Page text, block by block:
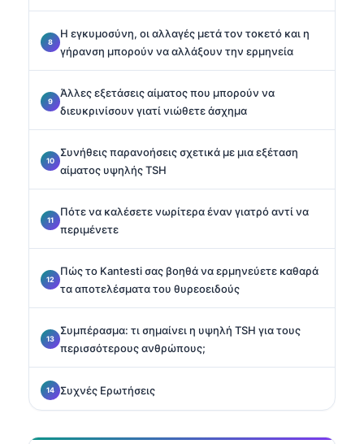
Η εγκυμοσύνη, οι αλλαγές μετά τον τοκετό και η
γήρανση μπορούν να αλλάξουν την ερμηνεία
Άλλες εξετάσεις αίματος που μπορούν να
διευκρινίσουν γιατί νιώθετε άσχημα
Συνήθεις παρανοήσεις σχετικά με μια εξέταση
αίματος υψηλής TSH
Πότε να καλέσετε νωρίτερα έναν γιατρό αντί να
περιμένετε
Πώς το Kantesti σας βοηθά να ερμηνεύετε καθαρά
τα αποτελέσματα του θυρεοειδούς
Συμπέρασμα: τι σημαίνει η υψηλή TSH για τους
περισσότερους ανθρώπους;
Συχνές Ερωτήσεις